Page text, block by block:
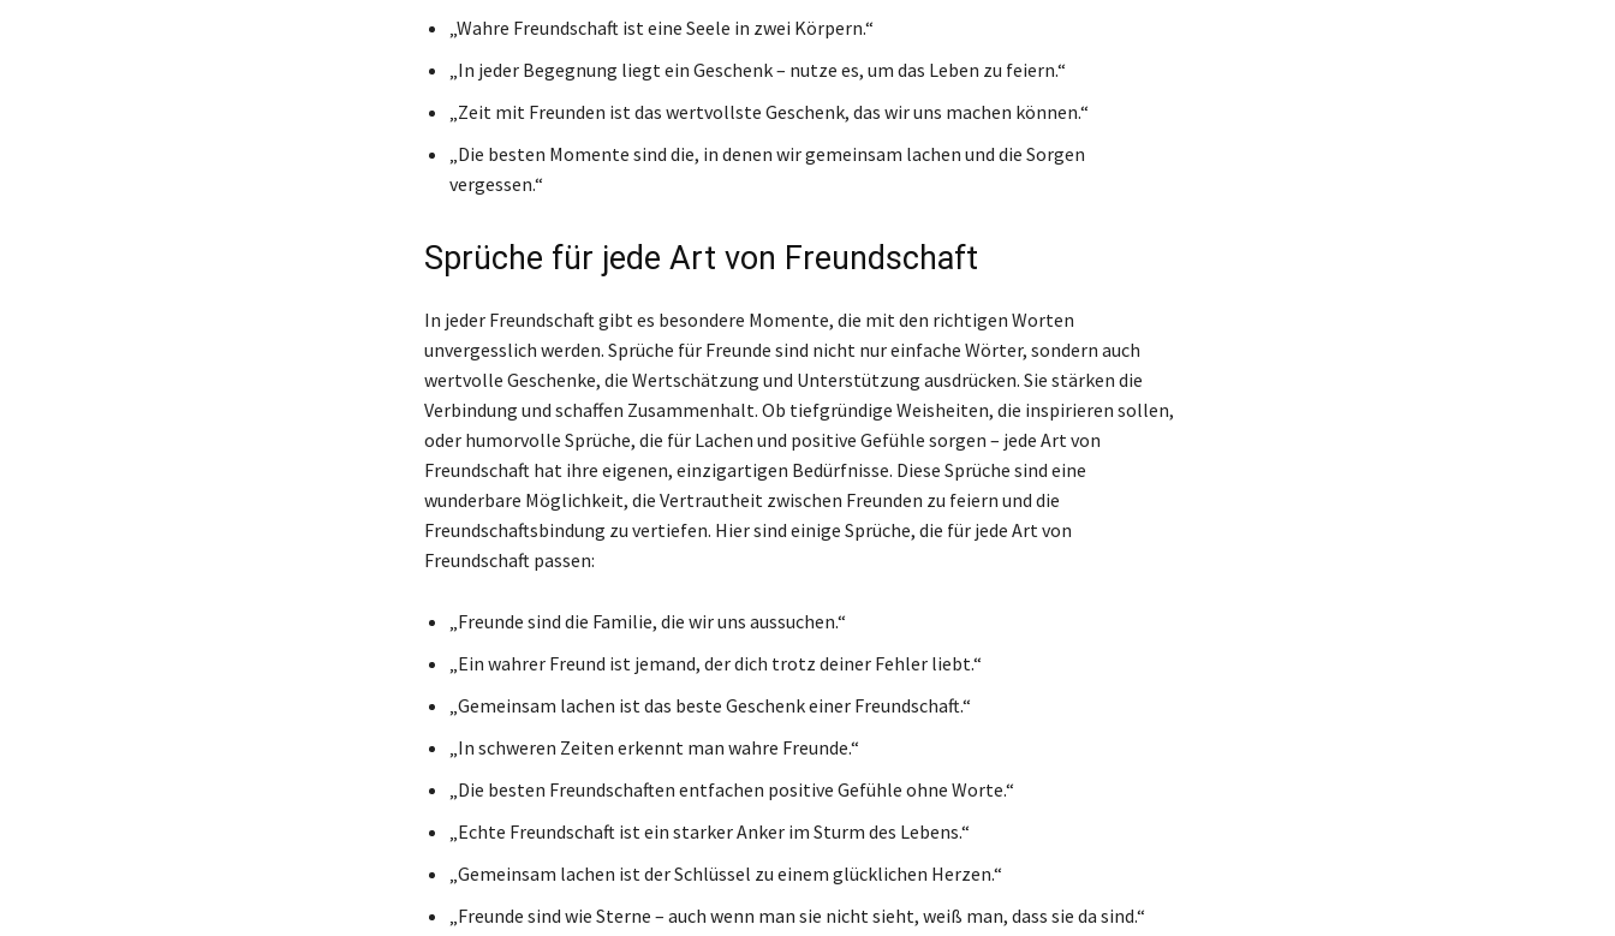
„Wahre Freundschaft ist eine Seele in zwei Körpern.“
„In jeder Begegnung liegt ein Geschenk – nutze es, um das Leben zu feiern.“
„Zeit mit Freunden ist das wertvollste Geschenk, das wir uns machen können.“
„Die besten Momente sind die, in denen wir gemeinsam lachen und die Sorgen
vergessen.“
Sprüche für jede Art von Freundschaft
In jeder Freundschaft gibt es besondere Momente, die mit den richtigen Worten
unvergesslich werden. Sprüche für Freunde sind nicht nur einfache Wörter, sondern auch
wertvolle Geschenke, die Wertschätzung und Unterstützung ausdrücken. Sie stärken die
Verbindung und schaffen Zusammenhalt. Ob tiefgründige Weisheiten, die inspirieren sollen,
oder humorvolle Sprüche, die für Lachen und positive Gefühle sorgen – jede Art von
Freundschaft hat ihre eigenen, einzigartigen Bedürfnisse. Diese Sprüche sind eine
wunderbare Möglichkeit, die Vertrautheit zwischen Freunden zu feiern und die
Freundschaftsbindung zu vertiefen. Hier sind einige Sprüche, die für jede Art von
Freundschaft passen:
„Freunde sind die Familie, die wir uns aussuchen.“
„Ein wahrer Freund ist jemand, der dich trotz deiner Fehler liebt.“
„Gemeinsam lachen ist das beste Geschenk einer Freundschaft.“
„In schweren Zeiten erkennt man wahre Freunde.“
„Die besten Freundschaften entfachen positive Gefühle ohne Worte.“
„Echte Freundschaft ist ein starker Anker im Sturm des Lebens.“
„Gemeinsam lachen ist der Schlüssel zu einem glücklichen Herzen.“
„Freunde sind wie Sterne – auch wenn man sie nicht sieht, weiß man, dass sie da sind.“